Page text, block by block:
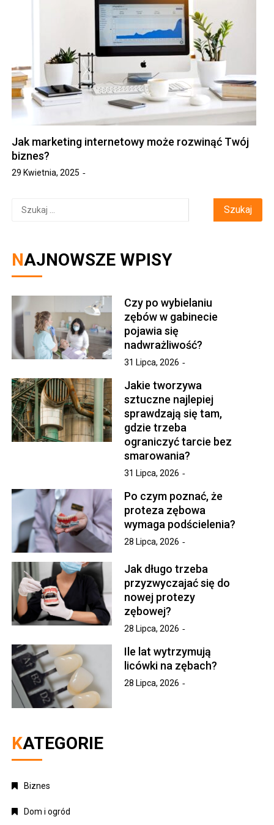
Jak marketing internetowy może rozwinąć Twój
biznes?
29 Kwietnia, 2025
Szukaj:
NAJNOWSZE WPISY
Czy po wybielaniu
zębów w gabinecie
pojawia się
nadwrażliwość?
31 Lipca, 2026
Jakie tworzywa
sztuczne najlepiej
sprawdzają się tam,
gdzie trzeba
ograniczyć tarcie bez
smarowania?
31 Lipca, 2026
Po czym poznać, że
proteza zębowa
wymaga podścielenia?
28 Lipca, 2026
Jak długo trzeba
przyzwyczajać się do
nowej protezy
zębowej?
28 Lipca, 2026
Ile lat wytrzymują
licówki na zębach?
28 Lipca, 2026
KATEGORIE
Biznes
Dom i ogród